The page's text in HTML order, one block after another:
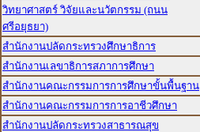
วิทยาศาสตร์ วิจัยและนวัตกรรม (ถนน
ศรีอยุธยา)
สำนักงานปลัดกระทรวงศึกษาธิการ
สำนักงานเลขาธิการสภาการศึกษา
สำนักงานคณะกรรมการการศึกษาขั้นพื้นฐาน
สำนักงานคณะกรรมการการอาชีวศึกษา
สำนักงานปลัดกระทรวงสาธารณสุข